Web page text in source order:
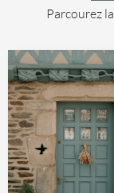
Parcourez